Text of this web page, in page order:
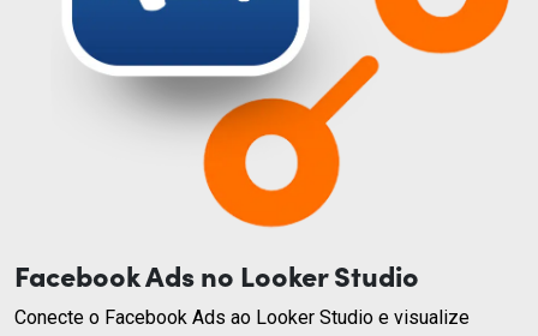
Facebook Ads no Looker Studio
Conecte o Facebook Ads ao Looker Studio e visualize